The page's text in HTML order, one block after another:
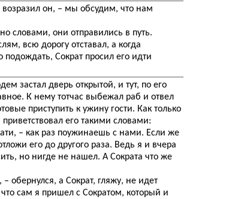
возразил он, – мы обсудим, что нам
словами, они отправились в путь.
всю дорогу отставал, а когда
подождать, Сократ просил его идти
застал дверь открытой, и тут, по его
К нему тотчас выбежал раб и отвел
приступить к ужину гости. Как только
его такими словами:
– как раз поужинаешь с нами. Если же
его до другого раза. Ведь я и вчера
но нигде не нашел. А Сократа что же
обернулся, а Сократ, гляжу, не идет
сам я пришел с Сократом, который и